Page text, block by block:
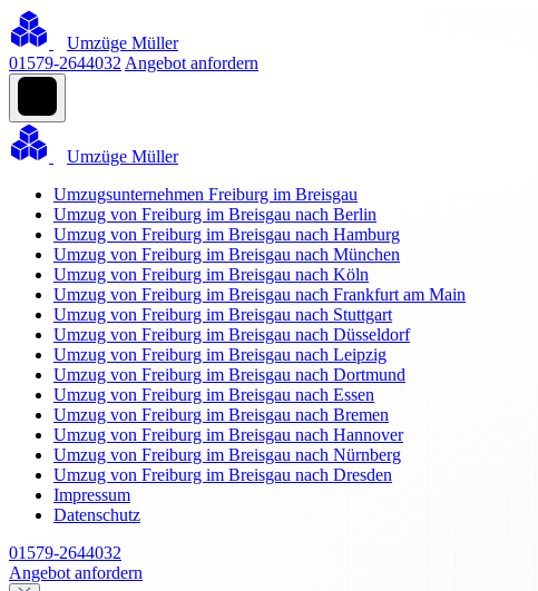
Umzüge Müller
01579-2644032 Angebot anfordern
Umzüge Müller
Umzugsunternehmen Freiburg im Breisgau
Umzug von Freiburg im Breisgau nach Berlin
Umzug von Freiburg im Breisgau nach Hamburg
Umzug von Freiburg im Breisgau nach München
Umzug von Freiburg im Breisgau nach Köln
Umzug von Freiburg im Breisgau nach Frankfurt am Main
Umzug von Freiburg im Breisgau nach Stuttgart
Umzug von Freiburg im Breisgau nach Düsseldorf
Umzug von Freiburg im Breisgau nach Leipzig
Umzug von Freiburg im Breisgau nach Dortmund
Umzug von Freiburg im Breisgau nach Essen
Umzug von Freiburg im Breisgau nach Bremen
Umzug von Freiburg im Breisgau nach Hannover
Umzug von Freiburg im Breisgau nach Nürnberg
Umzug von Freiburg im Breisgau nach Dresden
Impressum
Datenschutz
01579-2644032
Angebot anfordern